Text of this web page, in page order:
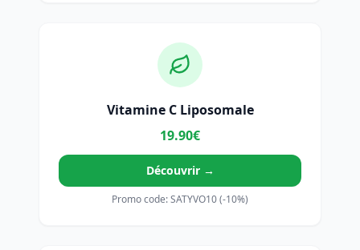
Vitamine C Liposomale
19.90€
Découvrir →
Promo code: SATYVO10 (-10%)